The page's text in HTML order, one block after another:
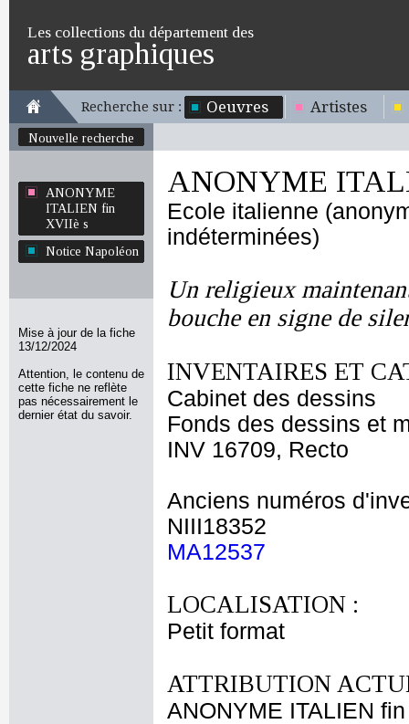
Les collections du département des
arts graphiques
Recherche sur : Oeuvres Artistes
Nouvelle recherche
ANONYME
ITALIEN fin
XVIIè s
Notice Napoléon
Mise à jour de la fiche
13/12/2024
Attention, le contenu de
cette fiche ne reflète
pas nécessairement le
dernier état du savoir.
ANONYME
Ecole italienne
indéterminées)
Un religieux
bouche en signe de
INVENTAIRES ET
Cabinet des dessins
Fonds des dessins et
INV 16709, Recto
Anciens numéros
NIII18352
MA12537
LOCALISATION :
Petit format
ATTRIBUTION
ANONYME ITALIEN